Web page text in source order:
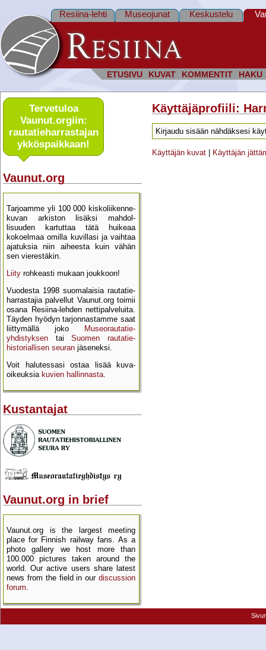
ETUSIVU KUVAT KOMMENTIT HAKU
Resiina-lehti Museojunat Keskustelu
Tervetuloa
Vaunut.orgiin:
rautatie­harrastajan
ykkös­paikkaan!
Vaunut.org
Tarjoamme yli 100 000 kisko­liikenne­
kuvan arkiston lisäksi mahdol­
lisuuden kartu­ttaa tätä huikeaa
kokoelmaa omilla kuvillasi ja vaihtaa
ajatuksia niin aiheesta kuin vähän
sen vierestäkin.
Liity rohkeasti mukaan joukkoon!
Vuodesta 1998 suomalaisia rautatie­
harrastajia palvellut Vaunut.org toimii
osana Resiina-lehden netti­palveluita.
Täyden hyödyn tarjon­nastamme saat
liittymällä joko
Museo­rautatie­
yhdistyksen tai Suomen rautatie­
historial­lisen seuran jäseneksi.
Voit halutessasi ostaa lisää kuva­
oikeuksia kuvien hallinnasta.
Kustantajat
Vaunut.org in brief
Vaunut.org is the largest meeting
place for Finnish railway fans. As a
photo gallery we host more than
100.000 pictures taken around the
world. Our active users share latest
news from the field in our discussion
forum
Käyttäjäprofiili:
Kirjaudu sisään nähdäksesi
Käyttäjän kuvat Käyttäjän